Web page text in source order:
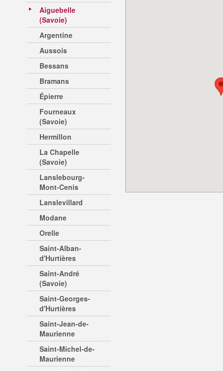
Aiguebelle
(Savoie)
Argentine
Aussois
Bessans
Bramans
Épierre
Fourneaux
(Savoie)
Hermillon
La Chapelle
(Savoie)
Lanslebourg-
Mont-Cenis
Lanslevillard
Modane
Orelle
Saint-Alban-
d'Hurtières
Saint-André
(Savoie)
Saint-Georges-
d'Hurtières
Saint-Jean-de-
Maurienne
Saint-Michel-de-
Maurienne